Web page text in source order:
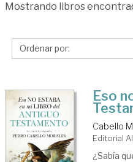
Cabello
Pedro
Mostrando libros
Eso
Cabello
Editorial
¿Sabía